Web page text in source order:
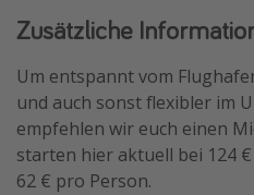
Zusätzliche
Um entspannt vom
und auch sonst flexibler im
empfehlen wir euch einen
starten hier aktuell bei 124
62 € pro Person.